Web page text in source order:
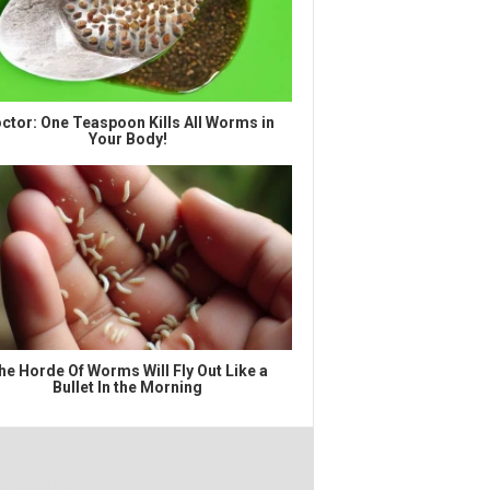
One Teaspoon Kills All Worms in
Your Body!
Horde Of Worms Will Fly Out Like a
Bullet In the Morning